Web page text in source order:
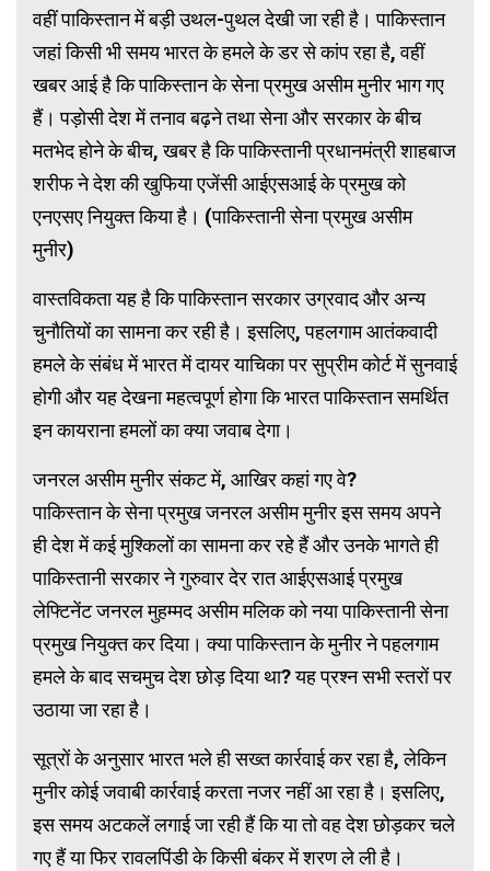
वहीं पाकिस्तान में बड़ी उथल-पुथल देखी जा रही है। पाकिस्तान
जहां किसी भी समय भारत के हमले के डर से कांप रहा है, वहीं
खबर आई है कि पाकिस्तान के सेना प्रमुख असीम मुनीर भाग गए
हैं। पड़ोसी देश में तनाव बढ़ने तथा सेना और सरकार के बीच
मतभेद होने के बीच, खबर है कि पाकिस्तानी प्रधानमंत्री शाहबाज
शरीफ ने देश की खुफिया एजेंसी आईएसआई के प्रमुख को
एनएसए नियुक्त किया है। (पाकिस्तानी सेना प्रमुख असीम
मुनीर)
वास्तविकता यह है कि पाकिस्तान सरकार उग्रवाद और अन्य
चुनौतियों का सामना कर रही है। इसलिए, पहलगाम आतंकवादी
हमले के संबंध में भारत में दायर याचिका पर सुप्रीम कोर्ट में सुनवाई
होगी और यह देखना महत्वपूर्ण होगा कि भारत पाकिस्तान समर्थित
इन कायराना हमलों का क्या जवाब देगा।
जनरल असीम मुनीर संकट में, आखिर कहां गए वे?
पाकिस्तान के सेना प्रमुख जनरल असीम मुनीर इस समय अपने
ही देश में कई मुश्किलों का सामना कर रहे हैं और उनके भागते ही
पाकिस्तानी सरकार ने गुरुवार देर रात आईएसआई प्रमुख
लेफ्टिनेंट जनरल मुहम्मद असीम मलिक को नया पाकिस्तानी सेना
प्रमुख नियुक्त कर दिया। क्या पाकिस्तान के मुनीर ने पहलगाम
हमले के बाद सचमुच देश छोड़ दिया था? यह प्रश्न सभी स्तरों पर
उठाया जा रहा है।
सूत्रों के अनुसार भारत भले ही सख्त कार्रवाई कर रहा है, लेकिन
मुनीर कोई जवाबी कार्रवाई करता नजर नहीं आ रहा है। इसलिए,
इस समय अटकलें लगाई जा रही हैं कि या तो वह देश छोड़कर चले
गए हैं या फिर रावलपिंडी के किसी बंकर में शरण ले ली है।